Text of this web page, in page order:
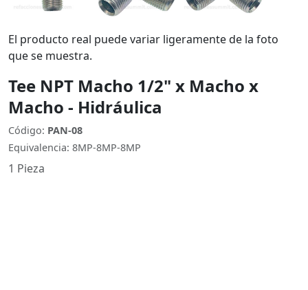
El producto real puede variar ligeramente de la foto
que se muestra.
Tee NPT Macho 1/2" x Macho x
Macho - Hidráulica
Código: PAN-08
Equivalencia: 8MP-8MP-8MP
1 Pieza